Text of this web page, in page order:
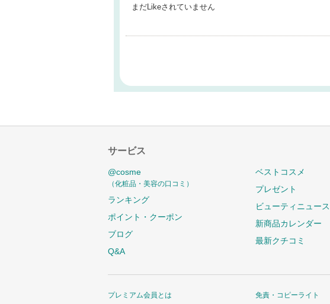
まだLikeされていません
サービス
@cosme
（化粧品・美容の口コミ）
ランキング
ポイント・クーポン
ブログ
Q&A
ベストコスメ
プレゼント
ビューティニュース
新商品カレンダー
最新クチコミ
プレミアム会員とは 免責・コピーライト